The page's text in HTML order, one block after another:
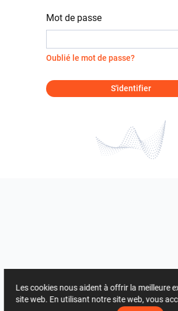
Mot de passe
Oublié le mot de passe?
S'identifier
Les cookies nous aident à offrir la meilleure
site web. En utilisant notre site web, vous